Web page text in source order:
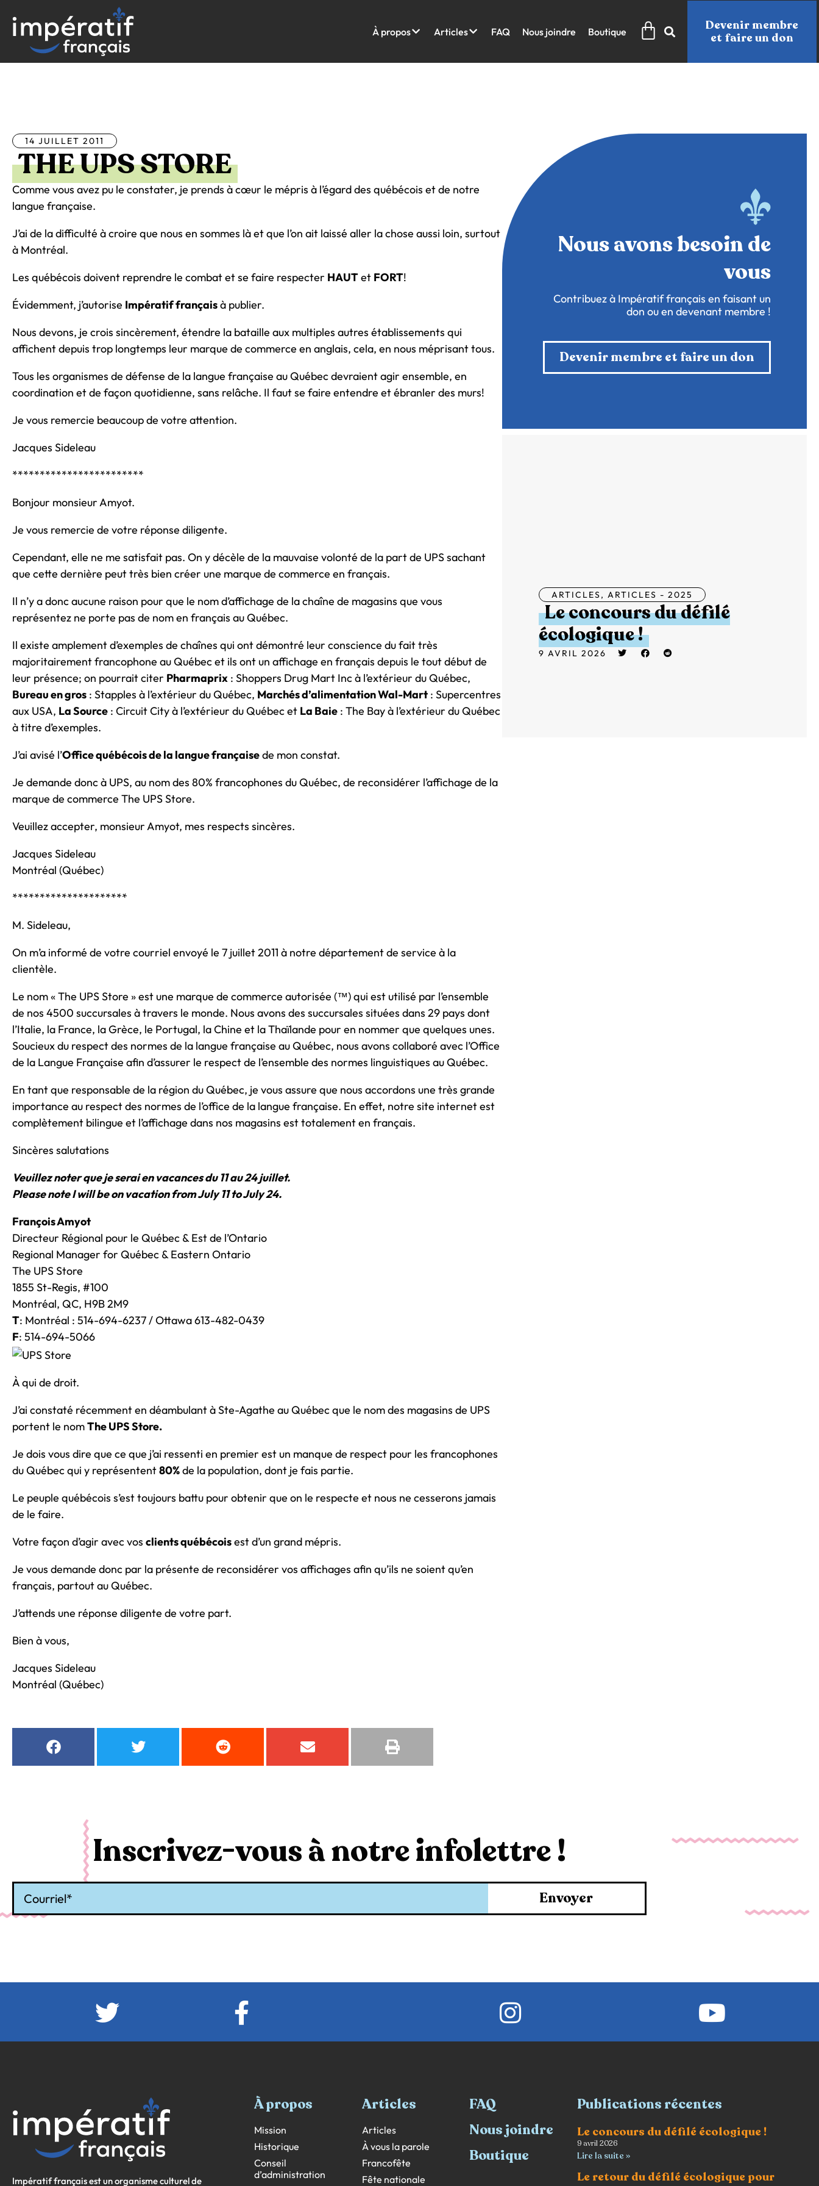
contenu
À propos Articles FAQ Nous joindre Boutique Panier
Devenir membre
et faire un don
14 JUILLET 2011
THE UPS STORE
Comme vous avez pu le constater, je prends à cœur le mépris à l’égard des québécois et de notre
langue française.
J’ai de la difficulté à croire que nous en sommes là et que l’on ait laissé aller la chose aussi loin, surtout
à Montréal.
Les québécois doivent reprendre le combat et se faire respecter HAUTet FORT!
Évidemment, j’autorise Impératif françaisà publier.
Nous devons, je crois sincèrement, étendre la bataille aux multiples autres établissements qui
affichent depuis trop longtemps leur marque de commerce en anglais, cela, en nous méprisant tous.
Tous les organismes de défense de la langue française au Québec devraient agir ensemble, en
coordination et de façon quotidienne, sans relâche. Il faut se faire entendre et ébranler des murs!
Je vous remercie beaucoup de votre attention.
Jacques Sideleau
************************
Bonjour monsieur Amyot.
Je vous remercie de votre réponse diligente.
Cependant, elle ne me satisfait pas. On y décèle de la mauvaise volonté de la part de UPS sachant
que cette dernière peut très bien créer une marque de commerce en français.
Il n’y a donc aucune raison pour que le nom d’affichage de la chaîne de magasins que vous
représentez ne porte pas de nom en français au Québec.
Il existe amplement d’exemples de chaînes qui ont démontré leur conscience du fait très
majoritairement francophone au Québec et ils ont un affichage en français depuis le tout début de
leur présence; on pourrait citer Pharmaprix : Shoppers Drug Mart Inc à l’extérieur du Québec,
Bureau en gros : Stapples à l’extérieur du Québec, Marchés d’alimentation Wal-Mart : Supercentres
aux USA, La Source : Circuit City à l’extérieur du Québec et La Baie : The Bay à l’extérieur du Québec
à titre d’exemples.
J’ai avisé l’Office québécois de la langue françaisede mon constat.
Je demande donc à UPS, au nom des 80% francophones du Québec, de reconsidérer l’affichage de la
marque de commerce The UPS Store.
Veuillez accepter, monsieur Amyot, mes respects sincères.
Jacques Sideleau
Montréal (Québec)
*********************
M. Sideleau,
On m’a informé de votre courriel envoyé le 7 juillet 2011 à notre département de service à la
clientèle.
Le nom « The UPS Store » est une marque de commerce autorisée (™) qui est utilisé par l’ensemble
de nos 4500 succursales à travers le monde. Nous avons des succursales situées dans 29 pays dont
l’Italie, la France, la Grèce, le Portugal, la Chine et la Thaïlande pour en nommer que quelques unes.
Soucieux du respect des normes de la langue française au Québec, nous avons collaboré avec l’Office
de la Langue Française afin d’assurer le respect de l’ensemble des normes linguistiques au Québec.
En tant que responsable de la région du Québec, je vous assure que nous accordons une très grande
importance au respect des normes de l’office de la langue française. En effet, notre site internet est
complètement bilingue et l’affichage dans nos magasins est totalement en français.
Sincères salutations
Veuillez noter que je serai en vacances du 11 au 24 juillet.
Please note I will be on vacation from July 11 to July 24.
François Amyot
Directeur Régional pour le Québec & Est de l’Ontario
Regional Manager for Québec & Eastern Ontario
The UPS Store
1855 St-Regis, #100
Montréal, QC, H9B 2M9
T: Montréal : 514-694-6237 / Ottawa 613-482-0439
F: 514-694-5066
À qui de droit.
J’ai constaté récemment en déambulant à Ste-Agathe au Québec que le nom des magasins de UPS
portent le nomThe UPS Store.
Je dois vous dire que ce que j’ai ressenti en premier est un manque de respect pour les francophones
du Québec qui y représentent80%de la population, dont je fais partie.
Le peuple québécois s’est toujours battu pour obtenir que on le respecte et nous ne cesserons jamais
de le faire.
Votre façon d’agir avec vos clients québécoisest d’un grand mépris.
Je vous demande donc par la présente de reconsidérer vos affichages afin qu’ils ne soient qu’en
français, partout au Québec.
J’attends une réponse diligente de votre part.
Bien à vous,
Jacques Sideleau
Montréal (Québec)
Nous avons besoin de
vous
Contribuez à Impératif français en faisant un
don ou en devenant membre !
Devenir membre et faire un don
ARTICLES, ARTICLES - 2025
Le concours du défilé
écologique !
9 AVRIL 2026
Inscrivez-vous à notre infolettre !
Envoyer
Impératif français est un organisme culturel de
À propos
Mission
Historique
Conseil
d’administration
Articles
Articles
À vous la parole
Francofête
Fête nationale
FAQ
Nous joindre
Boutique
Publications récentes
Le concours du défilé écologique !
9 avril 2026
Lire la suite »
Le retour du défilé écologique pour